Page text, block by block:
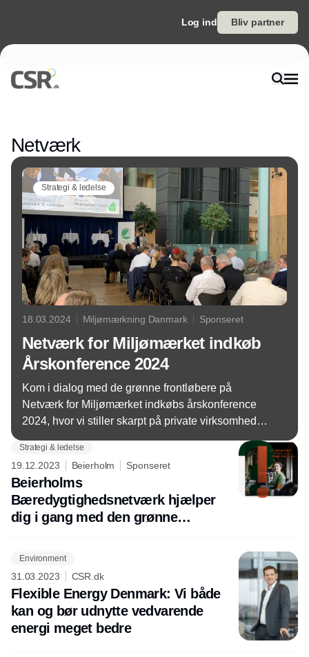
Log ind Bliv partner
Netværk
Strategi & ledelse
18.03.2024 Miljømærkning Danmark Sponseret
Netværk for Miljømærket indkøb
Årskonference 2024
Kom i dialog med de grønne frontløbere på
Netværk for Miljømærket indkøbs årskonference
2024, hvor vi stiller skarpt på private virksomheders
mere bæredygtige indkøb.
Strategi & ledelse
19.12.2023 Beierholm Sponseret
Beierholms
Bæredygtighedsnetværk hjælper
dig i gang med den grønne
Environment
31.03.2023 CSR.dk
Flexible Energy Denmark: Vi både
kan og bør udnytte vedvarende
energi meget bedre